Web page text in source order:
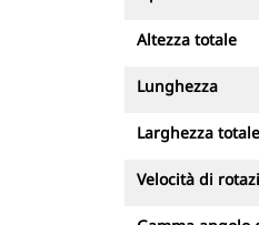
azione
tenuta
Evitando
a
Gli
Altezza totale
Lunghezza
Larghezza totale
Velocità di